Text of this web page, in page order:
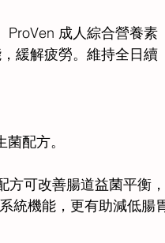
ProVen 成人綜合營養素
緩解疲勞。維持全日續
配方。
可改善腸道益菌平衡，
統機能，更有助減低腸